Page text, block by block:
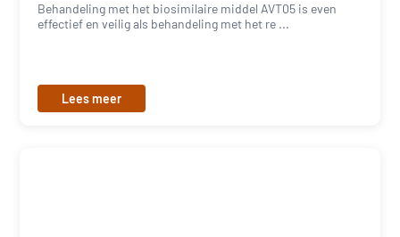
Behandeling met het biosimilaire middel AVT05 is even
effectief en veilig als behandeling met het re ...
Lees meer